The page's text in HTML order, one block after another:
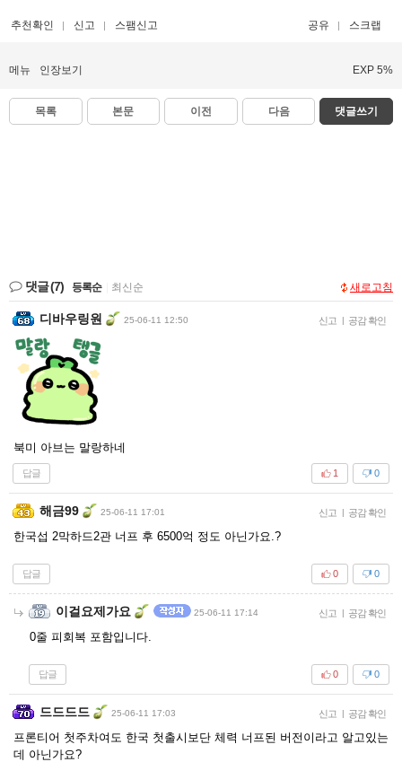
추천확인 신고 스팸신고 공유 스크랩
메뉴 인장보기 EXP 5%
목록 본문 이전 다음 댓글쓰기
댓글(7) 등록순 최신순 새로고침
디바우링원 25-06-11 12:50 신고 | 공감 확인
북미 아브는 말랑하네
답글 0
1
해금99 25-06-11 17:01 신고 | 공감 확인
한국섭 2막하드2관 너프 후 6500억 정도 아닌가요.?
답글 0
0
이걸요제가요 25-06-11 17:14 신고 | 공감 확인
0줄 피회복 포함입니다.
답글 0
0
드드드드 25-06-11 17:03 신고 | 공감 확인
프론티어 첫주차여도 한국 첫출시보단 체력 너프된 버전이라고 알고있는
데 아닌가요?